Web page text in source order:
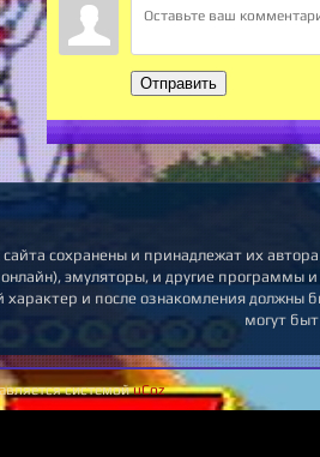
Отправить
сохранены и принадлежат их
эмуляторы, и другие программы
характер и после ознакомления должны
могут
системойuCoz